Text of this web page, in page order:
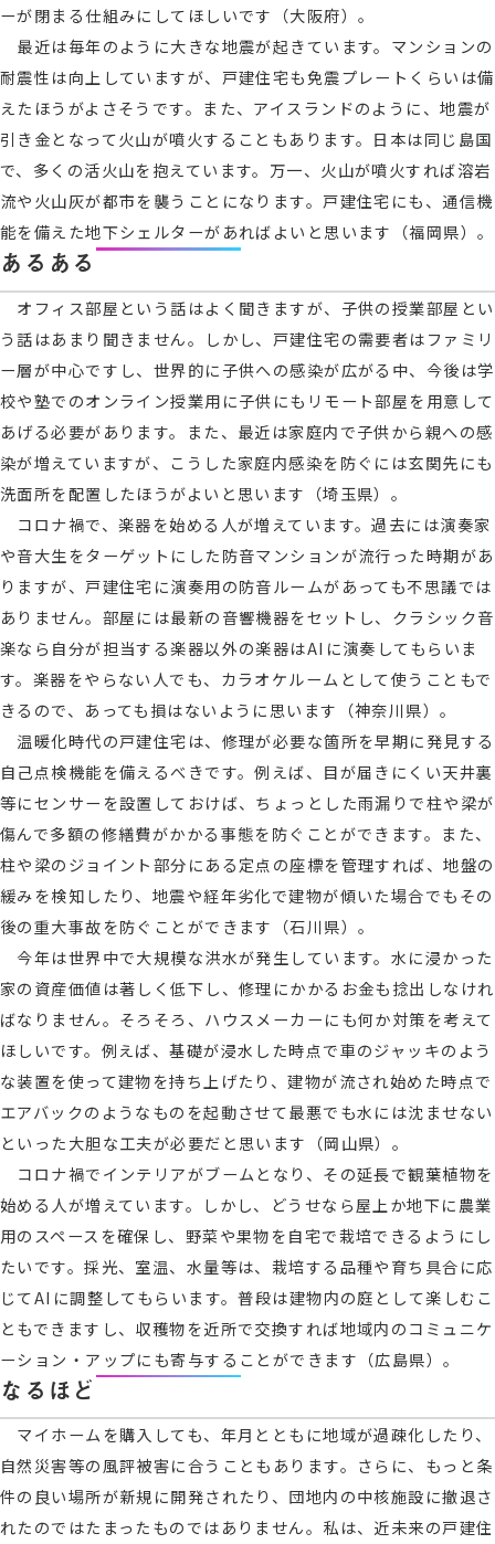
ーが閉まる仕組みにしてほしいです（大阪府）。
最近は毎年のように大きな地震が起きています。マンションの
耐震性は向上していますが、戸建住宅も免震プレートくらいは備
えたほうがよさそうです。また、アイスランドのように、地震が
引き金となって火山が噴火することもあります。日本は同じ島国
で、多くの活火山を抱えています。万一、火山が噴火すれば溶岩
流や火山灰が都市を襲うことになります。戸建住宅にも、通信機
能を備えた地下シェルターがあればよいと思います（福岡県）。
あるある
オフィス部屋という話はよく聞きますが、子供の授業部屋とい
う話はあまり聞きません。しかし、戸建住宅の需要者はファミリ
ー層が中心ですし、世界的に子供への感染が広がる中、今後は学
校や塾でのオンライン授業用に子供にもリモート部屋を用意して
あげる必要があります。また、最近は家庭内で子供から親への感
染が増えていますが、こうした家庭内感染を防ぐには玄関先にも
洗面所を配置したほうがよいと思います（埼玉県）。
コロナ禍で、楽器を始める人が増えています。過去には演奏家
や音大生をターゲットにした防音マンションが流行った時期があ
りますが、戸建住宅に演奏用の防音ルームがあっても不思議では
ありません。部屋には最新の音響機器をセットし、クラシック音
楽なら自分が担当する楽器以外の楽器はAIに演奏してもらいま
す。楽器をやらない人でも、カラオケルームとして使うこともで
きるので、あっても損はないように思います（神奈川県）。
温暖化時代の戸建住宅は、修理が必要な箇所を早期に発見する
自己点検機能を備えるべきです。例えば、目が届きにくい天井裏
等にセンサーを設置しておけば、ちょっとした雨漏りで柱や梁が
傷んで多額の修繕費がかかる事態を防ぐことができます。また、
柱や梁のジョイント部分にある定点の座標を管理すれば、地盤の
緩みを検知したり、地震や経年劣化で建物が傾いた場合でもその
後の重大事故を防ぐことができます（石川県）。
今年は世界中で大規模な洪水が発生しています。水に浸かった
家の資産価値は著しく低下し、修理にかかるお金も捻出しなけれ
ばなりません。そろそろ、ハウスメーカーにも何か対策を考えて
ほしいです。例えば、基礎が浸水した時点で車のジャッキのよう
な装置を使って建物を持ち上げたり、建物が流され始めた時点で
エアバックのようなものを起動させて最悪でも水には沈ませない
といった大胆な工夫が必要だと思います（岡山県）。
コロナ禍でインテリアがブームとなり、その延長で観葉植物を
始める人が増えています。しかし、どうせなら屋上か地下に農業
用のスペースを確保し、野菜や果物を自宅で栽培できるようにし
たいです。採光、室温、水量等は、栽培する品種や育ち具合に応
じてAIに調整してもらいます。普段は建物内の庭として楽しむこ
ともできますし、収穫物を近所で交換すれば地域内のコミュニケ
ーション・アップにも寄与することができます（広島県）。
なるほど
マイホームを購入しても、年月とともに地域が過疎化したり、
自然災害等の風評被害に合うこともあります。さらに、もっと条
件の良い場所が新規に開発されたり、団地内の中核施設に撤退さ
れたのではたまったものではありません。私は、近未来の戸建住